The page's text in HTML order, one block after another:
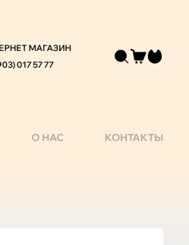
МАГАЗИН
017 57 77
О НАС КОНТАКТЫ